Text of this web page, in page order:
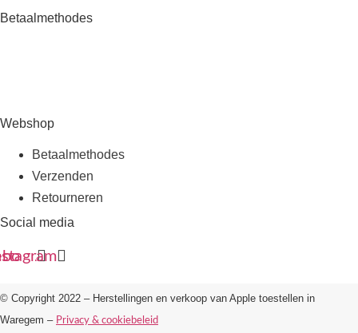
Betaalmethodes
Webshop
Betaalmethodes
Verzenden
Retourneren
Social media
© Copyright 2022 – Herstellingen en verkoop van Apple toestellen in
Waregem – Privacy & cookiebeleid